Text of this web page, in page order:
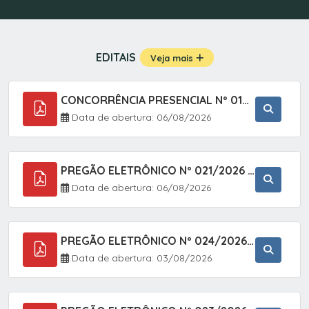
EDITAIS Veja mais
CONCORRÊNCIA PRESENCIAL Nº 019/2025 - PAVIMENTAÇÃO ASFÁLTICA EM TRECHO DA RUA 2 NO BAIRRO VILA SOARES NO MUNICÍPIO DE SETE BARRAS/SP.
Data de abertura: 06/08/2026
PREGÃO ELETRÔNICO Nº 021/2026 - AQUISIÇÃO DE CONTENTORES E CARRINHOS, DESTINADOS A COLETIVA E MANEJO DE RESÍDUOS SÓLIDOS, ATRAVÉS DO SISTEMA DE REGISTRO DE PREÇOS (SRP)
Data de abertura: 06/08/2026
PREGÃO ELETRÔNICO Nº 024/2026 - AQUISIÇÃO DE GÁS MEDICINAL TIPO OXIGÊNIO (1,00 M3, 3,00 M3 E 10,00 M3), EM ATENDIMENTO À SECRETARIA MUNICIPAL DE SAÚDE, ATRAVÉS DO SISTEMA DE REGISTRO DE PREÇOS (SRP)
Data de abertura: 03/08/2026